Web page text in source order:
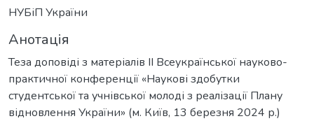
НУБіП України
Анотація
Теза доповіді з матеріалів ІІ Всеукраїнської науково-
практичної конференції «Наукові здобутки
студентської та учнівської молоді з реалізації Плану
відновлення України» (м. Київ, 13 березня 2024 р.)